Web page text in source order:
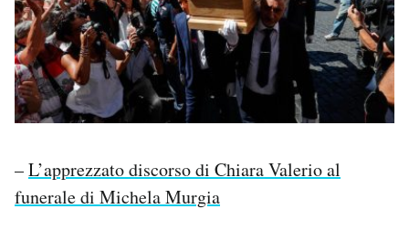
–L’apprezzato discorso di Chiara Valerio al
funerale di Michela Murgia